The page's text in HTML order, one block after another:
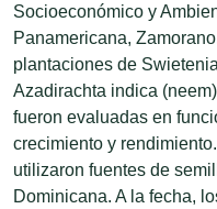
Socioeconómico y
Panamericana,
plantaciones de
Azadirachta indica
fueron evaluadas en
crecimiento y
utilizaron fuentes de
Dominicana. A la fecha,